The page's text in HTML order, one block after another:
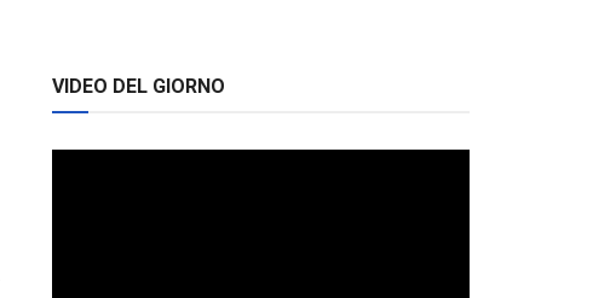
VIDEO DEL GIORNO